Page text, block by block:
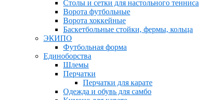
Столы и сетки для настольного тенниса
Ворота футбольные
Ворота хоккейные
Баскетбольные стойки, фермы, кольца
ЭКИПО
Футбольная форма
Единоборства
Шлемы
Перчатки
Перчатки для карате
Одежда и обувь для самбо